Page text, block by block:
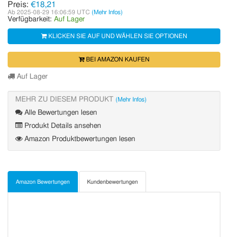
Preis: €18,21
Ab 2025-08-29 16:06:59 UTC (Mehr Infos)
Verfügbarkeit: Auf Lager
KLICKEN SIE AUF UND WÄHLEN SIE OPTIONEN
BEI AMAZON KAUFEN
Auf Lager
MEHR ZU DIESEM PRODUKT (Mehr Infos)
Alle Bewertungen lesen
Produkt Details ansehen
Amazon Produktbewertungen lesen
Amazon Bewertungen Kundenbewertungen